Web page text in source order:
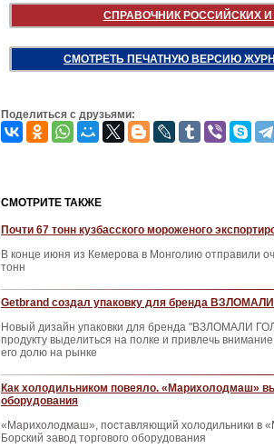
СПРАВОЧНИК РОССИЙСКИХ
СМОТРЕТЬ ПЕЧАТНУЮ ВЕРСИЮ
Поделиться с друзьями:
CМОТРИТЕ ТАКЖЕ
Почти 67 тонн кузбасского мороженого
В конце июня из Кемерова в Монголию отправили
тонн
Getbrand создал упаковку для бренда
Новый дизайн упаковки для бренда "ВЗЛОМАЛИ
продукту выделиться на полке и привлечь
его долю на рынке
Как холодильником повеяло. «Марихолодмаш»
оборудования
«Марихолодмаш», поставляющий холодильники в
Борский завод торгового оборудования